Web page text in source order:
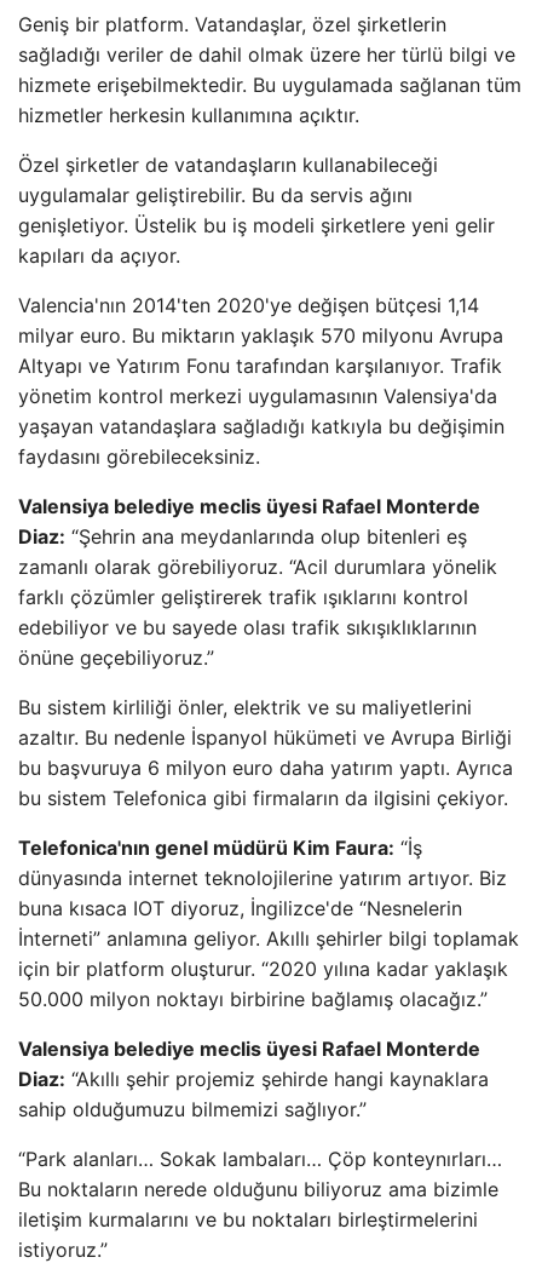
Geniş bir platform. Vatandaşlar, özel şirketlerin
sağladığı veriler de dahil olmak üzere her türlü bilgi ve
hizmete erişebilmektedir. Bu uygulamada sağlanan tüm
hizmetler herkesin kullanımına açıktır.
Özel şirketler de vatandaşların kullanabileceği
uygulamalar geliştirebilir. Bu da servis ağını
genişletiyor. Üstelik bu iş modeli şirketlere yeni gelir
kapıları da açıyor.
Valencia'nın 2014'ten 2020'ye değişen bütçesi 1,14
milyar euro. Bu miktarın yaklaşık 570 milyonu Avrupa
Altyapı ve Yatırım Fonu tarafından karşılanıyor. Trafik
yönetim kontrol merkezi uygulamasının Valensiya'da
yaşayan vatandaşlara sağladığı katkıyla bu değişimin
faydasını görebileceksiniz.
Valensiya belediye meclis üyesi Rafael Monterde
Diaz: “Şehrin ana meydanlarında olup bitenleri eş
zamanlı olarak görebiliyoruz. “Acil durumlara yönelik
farklı çözümler geliştirerek trafik ışıklarını kontrol
edebiliyor ve bu sayede olası trafik sıkışıklıklarının
önüne geçebiliyoruz.”
Bu sistem kirliliği önler, elektrik ve su maliyetlerini
azaltır. Bu nedenle İspanyol hükümeti ve Avrupa Birliği
bu başvuruya 6 milyon euro daha yatırım yaptı. Ayrıca
bu sistem Telefonica gibi firmaların da ilgisini çekiyor.
Telefonica'nın genel müdürü Kim Faura: “İş
dünyasında internet teknolojilerine yatırım artıyor. Biz
buna kısaca IOT diyoruz, İngilizce'de “Nesnelerin
İnterneti” anlamına geliyor. Akıllı şehirler bilgi toplamak
için bir platform oluşturur. “2020 yılına kadar yaklaşık
50.000 milyon noktayı birbirine bağlamış olacağız.”
Valensiya belediye meclis üyesi Rafael Monterde
Diaz: “Akıllı şehir projemiz şehirde hangi kaynaklara
sahip olduğumuzu bilmemizi sağlıyor.”
“Park alanları… Sokak lambaları… Çöp konteynırları…
Bu noktaların nerede olduğunu biliyoruz ama bizimle
iletişim kurmalarını ve bu noktaları birleştirmelerini
istiyoruz.”